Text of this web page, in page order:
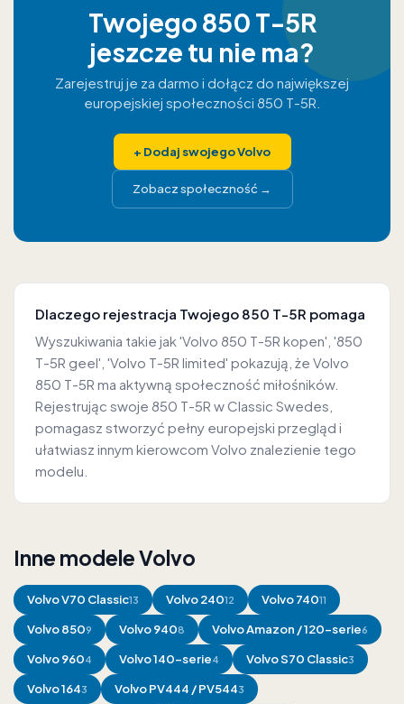
Twojego 850 T-5R
jeszcze tu nie ma?
Zarejestruj je za darmo i dołącz do największej
europejskiej społeczności 850 T-5R.
+ Dodaj swojego Volvo
Zobacz społeczność →
Dlaczego rejestracja Twojego 850 T-5R pomaga
Wyszukiwania takie jak 'Volvo 850 T-5R kopen', '850
T-5R geel', 'Volvo T-5R limited' pokazują, że Volvo
850 T-5R ma aktywną społeczność miłośników.
Rejestrując swoje 850 T-5R w Classic Swedes,
pomagasz stworzyć pełny europejski przegląd i
ułatwiasz innym kierowcom Volvo znalezienie tego
modelu.
Inne modele Volvo
VolvoV70 Classic13 Volvo24012 Volvo74011
Volvo8509 Volvo9408 VolvoAmazon / 120-serie6
Volvo9604 Volvo140-serie4 VolvoS70 Classic3
Volvo1643 VolvoPV444 / PV5443